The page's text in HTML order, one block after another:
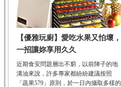
鮪魚肚肉中的不飽和脂
肪酸內富含EPA和DH...
韭菜
韭菜所含的膳食纖維能
幫助消化與通便；揮...
冬瓜
冬瓜營養價值高，鈉含
量極低是水腫病人的...
【優雅玩廚】愛吃水果又怕壞，
一招讓妳享用久久
近期食安問題層出不窮，以前陣子的地
溝油來說，許多專家都紛紛建議按照
「蔬果579」原則，於一日內攝取多樣的